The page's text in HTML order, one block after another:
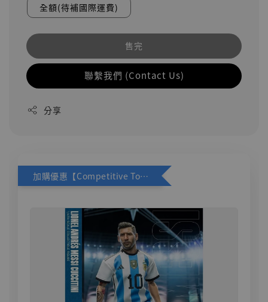
全額(待補國際運費)
售完
聯繫我們 (Contact Us)
分享
加購優惠【Competitive Toys 梅西 [CM001]】